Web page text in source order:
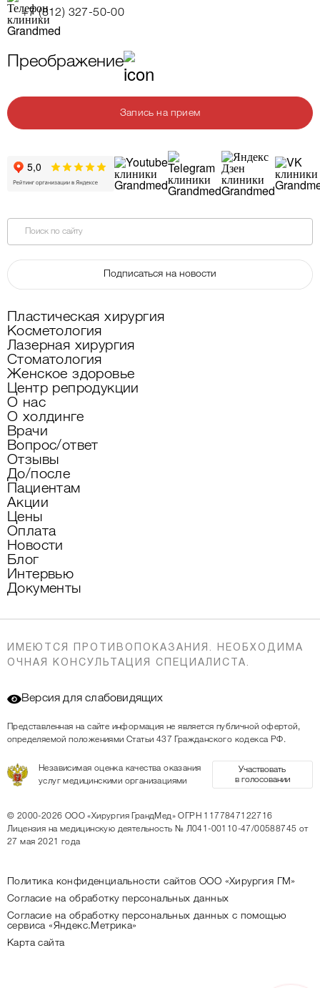
+7 (812) 327-50-00
Преображение
Запись на прием
Поиск по сайту
Подписаться на новости
Пластическая хирургия
Косметология
Лазерная хирургия
Стоматология
Женское здоровье
Центр репродукции
О нас
О холдинге
Врачи
Вопрос/ответ
Отзывы
До/после
Пациентам
Акции
Цены
Оплата
Новости
Блог
Интервью
Документы
ИМЕЮТСЯ ПРОТИВОПОКАЗАНИЯ. НЕОБХОДИМА
ОЧНАЯ КОНСУЛЬТАЦИЯ СПЕЦИАЛИСТА.
Версия для слабовидящих
Представленная на сайте информация не является публичной офертой,
определяемой положениями Статьи 437 Гражданского кодекса РФ.
Независимая оценка качества оказания
услуг медицинскими организациями
Участвовать
в голосовании
© 2000-2026 ООО «Хирургия ГрандМед» ОГРН 1177847122716
Лицензия на медицинскую деятельность № Л041-00110-47/00588745 от
27 мая 2021 года
Политика конфиденциальности сайтов ООО «Хирургия ГМ»
Согласие на обработку персональных данных
Согласие на обработку персональных данных с помощью
сервиса «Яндекс.Метрика»
Карта сайта